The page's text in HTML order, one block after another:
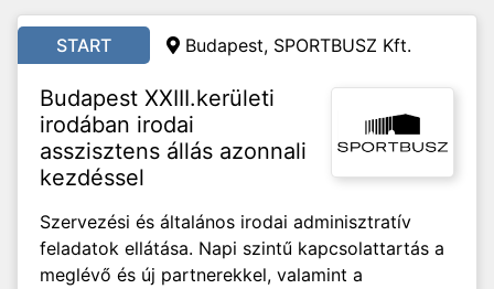
START Budapest, SPORTBUSZ Kft.
Budapest XXIII.kerületi
irodában irodai
asszisztens állás azonnali
kezdéssel
Szervezési és általános irodai adminisztratív
feladatok ellátása. Napi szintű kapcsolattartás a
meglévő és új partnerekkel, valamint a